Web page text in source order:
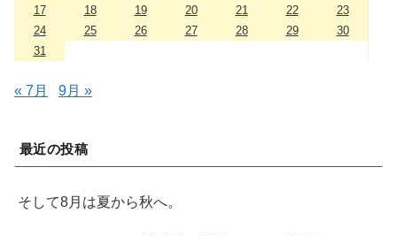
17
18 19 20 21 22
23
24
25 26 27 28 29
30
31
« 7月 9月 »
最近の投稿
そして8月は夏から秋へ。